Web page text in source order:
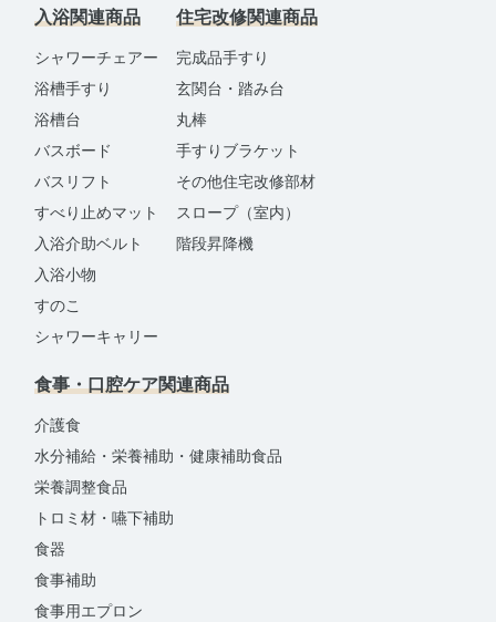
入浴関連商品
シャワーチェアー
浴槽手すり
浴槽台
バスボード
バスリフト
すべり止めマット
入浴介助ベルト
入浴小物
すのこ
シャワーキャリー
住宅改修関連商品
完成品手すり
玄関台・踏み台
丸棒
手すりブラケット
その他住宅改修部材
スロープ（室内）
階段昇降機
食事・口腔ケア関連商品
介護食
水分補給・栄養補助・健康補助食品
栄養調整食品
トロミ材・嚥下補助
食器
食事補助
食事用エプロン